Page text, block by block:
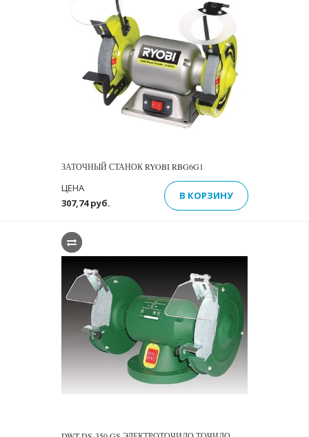
ЗАТОЧНЫЙ СТАНОК RYOBI RBG6G1
307,74 руб.
ЦЕНА
В КОРЗИНУ